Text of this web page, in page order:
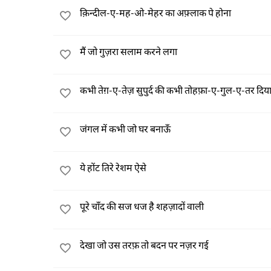
क़िन्दील-ए-मह-ओ-मेहर का अफ़्लाक पे होना
मैं जो गुज़रा सलाम करने लगा
कभी तेग़-ए-तेज़ सुपुर्द की कभी तोहफ़ा-ए-गुल-ए-तर दिया
जंगल में कभी जो घर बनाऊँ
ये होंट तिरे रेशम ऐसे
पूरे चाँद की सज धज है शहज़ादों वाली
देखा जो उस तरफ़ तो बदन पर नज़र गई